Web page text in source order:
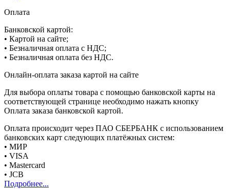
Оплата
Банковской картой:
• Картой на сайте;
• Безналичная оплата с НДС;
• Безналичная оплата без НДС.
Онлайн-оплата заказа картой на сайте
Для выбора оплаты товара с помощью банковской карты на
соответствующей странице необходимо нажать кнопку
Оплата заказа банковской картой.
Оплата происходит через ПАО СБЕРБАНК с использованием
банковских карт следующих платёжных систем:
• МИР
• VISA
• Mastercard
• JCB
Подробнее...